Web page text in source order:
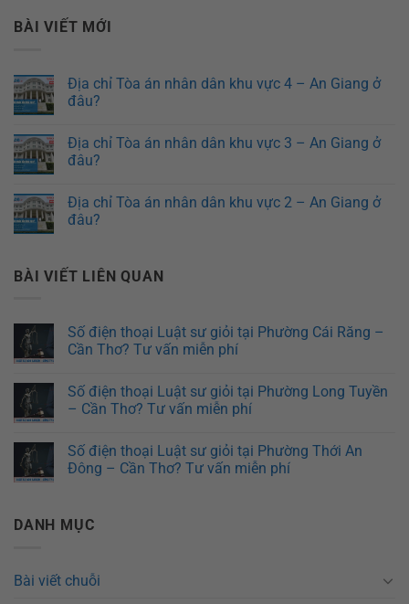
BÀI VIẾT MỚI
Địa chỉ Tòa án nhân dân khu vực 4 – An Giang ở
đâu?
Địa chỉ Tòa án nhân dân khu vực 3 – An Giang ở
đâu?
Địa chỉ Tòa án nhân dân khu vực 2 – An Giang ở
đâu?
BÀI VIẾT LIÊN QUAN
Số điện thoại Luật sư giỏi tại Phường Cái Răng –
Cần Thơ? Tư vấn miễn phí
Số điện thoại Luật sư giỏi tại Phường Long Tuyền
– Cần Thơ? Tư vấn miễn phí
Số điện thoại Luật sư giỏi tại Phường Thới An
Đông – Cần Thơ? Tư vấn miễn phí
DANH MỤC
Bài viết chuỗi